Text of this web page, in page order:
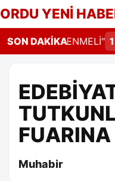
ORDU YENİ
SON DAKİKA
GÜNCELLENMELİ"
Muhabir